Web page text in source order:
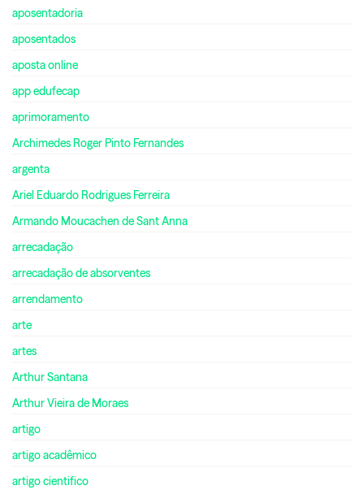
aposentadoria
aposentados
aposta online
app edufecap
aprimoramento
Archimedes Roger Pinto Fernandes
argenta
Ariel Eduardo Rodrigues Ferreira
Armando Moucachen de Sant Anna
arrecadação
arrecadação de absorventes
arrendamento
arte
artes
Arthur Santana
Arthur Vieira de Moraes
artigo
artigo acadêmico
artigo cientifico